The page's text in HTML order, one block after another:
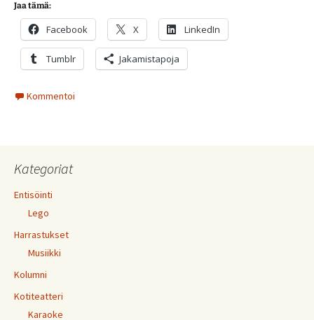
Jaa tämä:
Facebook X LinkedIn
Tumblr Jakamistapoja
Kommentoi
Kategoriat
Entisöinti
Lego
Harrastukset
Musiikki
Kolumni
Kotiteatteri
Karaoke